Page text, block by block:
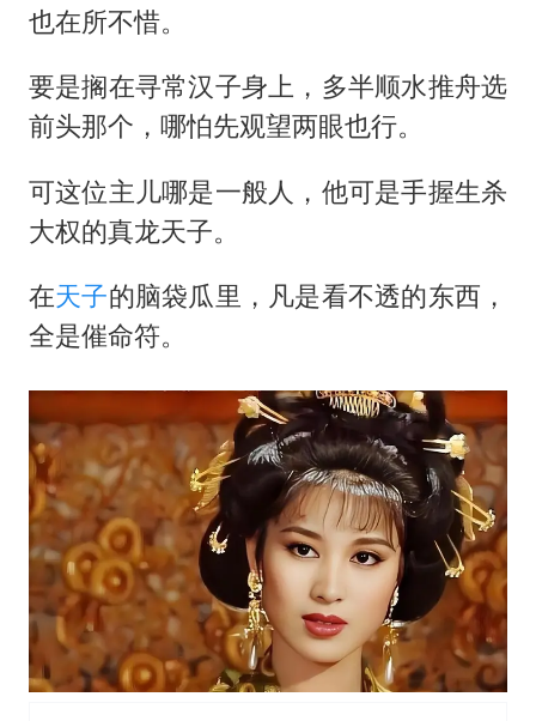
也在所不惜。
要是搁在寻常汉子身上，多半顺水推舟选
前头那个，哪怕先观望两眼也行。
可这位主儿哪是一般人，他可是手握生杀
大权的真龙天子。
在天子的脑袋瓜里，凡是看不透的东西，
全是催命符。